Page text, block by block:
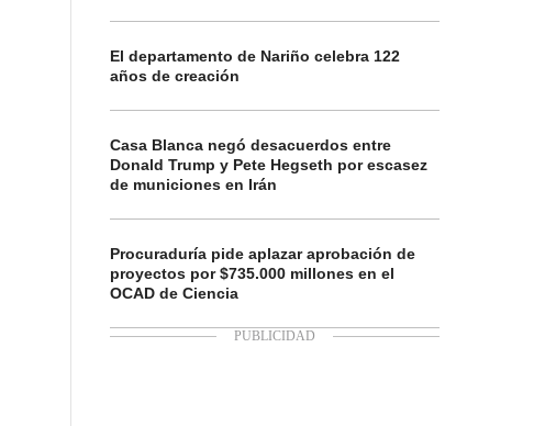
El departamento de Nariño celebra 122
años de creación
Casa Blanca negó desacuerdos entre
Donald Trump y Pete Hegseth por escasez
de municiones en Irán
Procuraduría pide aplazar aprobación de
proyectos por $735.000 millones en el
OCAD de Ciencia